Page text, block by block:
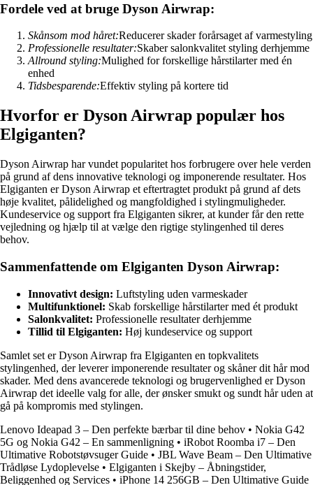
Fordele ved at bruge Dyson Airwrap:
Skånsom mod håret:Reducerer skader forårsaget af varmestyling
Professionelle resultater:Skaber salonkvalitet styling derhjemme
Allround styling:Mulighed for forskellige hårstilarter med én
enhed
Tidsbesparende:Effektiv styling på kortere tid
Hvorfor er Dyson Airwrap populær hos
Elgiganten?
Dyson Airwrap har vundet popularitet hos forbrugere over hele verden
på grund af dens innovative teknologi og imponerende resultater. Hos
Elgiganten er Dyson Airwrap et eftertragtet produkt på grund af dets
høje kvalitet, pålidelighed og mangfoldighed i stylingmuligheder.
Kundeservice og support fra Elgiganten sikrer, at kunder får den rette
vejledning og hjælp til at vælge den rigtige stylingenhed til deres
behov.
Sammenfattende om Elgiganten Dyson Airwrap:
Innovativt design: Luftstyling uden varmeskader
Multifunktionel: Skab forskellige hårstilarter med ét produkt
Salonkvalitet: Professionelle resultater derhjemme
Tillid til Elgiganten: Høj kundeservice og support
Samlet set er Dyson Airwrap fra Elgiganten en topkvalitets
stylingenhed, der leverer imponerende resultater og skåner dit hår mod
skader. Med dens avancerede teknologi og brugervenlighed er Dyson
Airwrap det ideelle valg for alle, der ønsker smukt og sundt hår uden at
gå på kompromis med stylingen.
Lenovo Ideapad 3 – Den perfekte bærbar til dine behov • Nokia G42
5G og Nokia G42 – En sammenligning • iRobot Roomba i7 – Den
Ultimative Robotstøvsuger Guide • JBL Wave Beam – Den Ultimative
Trådløse Lydoplevelse • Elgiganten i Skejby – Åbningstider,
Beliggenhed og Services • iPhone 14 256GB – Den Ultimative Guide